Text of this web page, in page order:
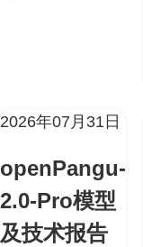
2026年07月31日
openPangu-
2.0-Pro模型
及技术报告